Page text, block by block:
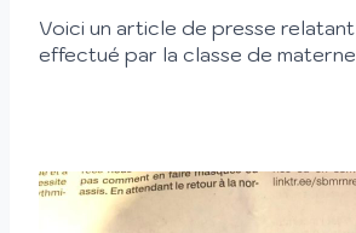
Voici un article de presse
effectué par la classe de